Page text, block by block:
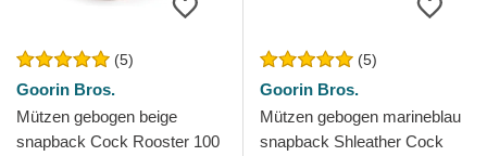
(5)
Goorin Bros.
Mützen gebogen beige
snapback Cock Rooster 100
(5)
Goorin Bros.
Mützen gebogen marineblau
snapback Shleather Cock